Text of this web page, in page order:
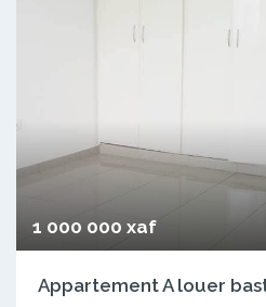
1 000 000 xaf
Appartement A louer